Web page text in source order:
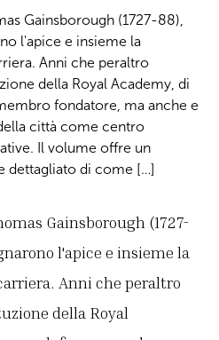
Gainsborough (1727-88),
l'apice e insieme la
Anni che peraltro
della Royal Academy, di
fondatore, ma anche e
città come centro
Il volume offre un
dettagliato di come […]
Gainsborough (1727-
l'apice e insieme la
Anni che peraltro
della Royal